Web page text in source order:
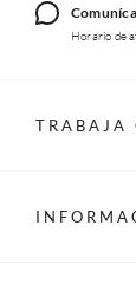
Horario de
TRABAJA